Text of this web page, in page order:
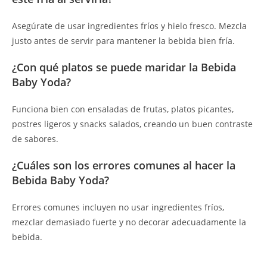
Asegúrate de usar ingredientes fríos y hielo fresco. Mezcla
justo antes de servir para mantener la bebida bien fría.
¿Con qué platos se puede maridar la Bebida
Baby Yoda?
Funciona bien con ensaladas de frutas, platos picantes,
postres ligeros y snacks salados, creando un buen contraste
de sabores.
¿Cuáles son los errores comunes al hacer la
Bebida Baby Yoda?
Errores comunes incluyen no usar ingredientes fríos,
mezclar demasiado fuerte y no decorar adecuadamente la
bebida.